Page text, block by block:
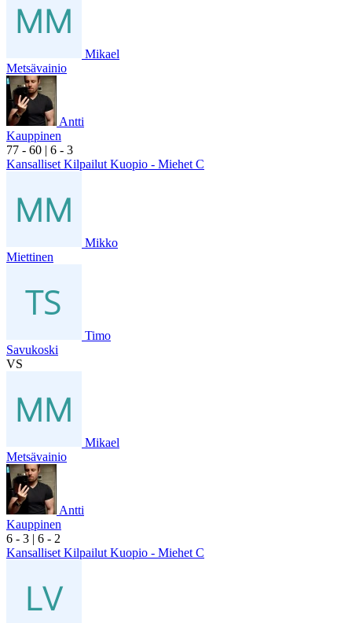
Mikael
Metsävainio
Antti
Kauppinen
77 - 60 | 6 - 3
Kansalliset Kilpailut Kuopio - Miehet C
Mikko
Miettinen
Timo
Savukoski
VS
Mikael
Metsävainio
Antti
Kauppinen
6 - 3 | 6 - 2
Kansalliset Kilpailut Kuopio - Miehet C